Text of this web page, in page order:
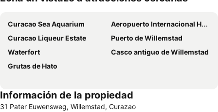
Curacao Sea Aquarium
Aeropuerto Internacional Hato
Curacao Liqueur Estate
Puerto de Willemstad
Waterfort
Casco antiguo de Willemstad
Grutas de Hato
Información de la propiedad
31 Pater Euwensweg, Willemstad, Curazao